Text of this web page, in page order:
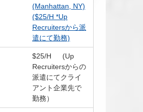
(Manhattan, NY)
($25/H *Up
Recruitersから派
遣にて勤務)
$25/H (Up
Recruitersからの
派遣にてクライ
アント企業先で
勤務）